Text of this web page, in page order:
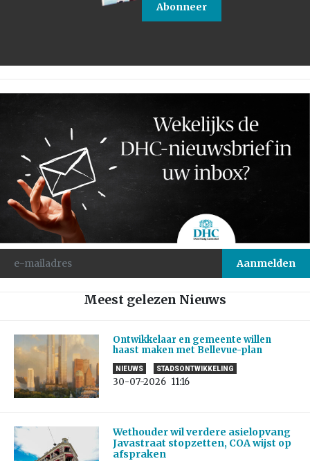
Abonneer
Meest gelezen Nieuws
Ontwikkelaar en gemeente willen
haast maken met Bellevue-plan
NIEUWS STADSONTWIKKELING
30-07-2026 11:16
Wethouder wil verdere asielopvang
Javastraat stopzetten, COA wijst op
afspraken